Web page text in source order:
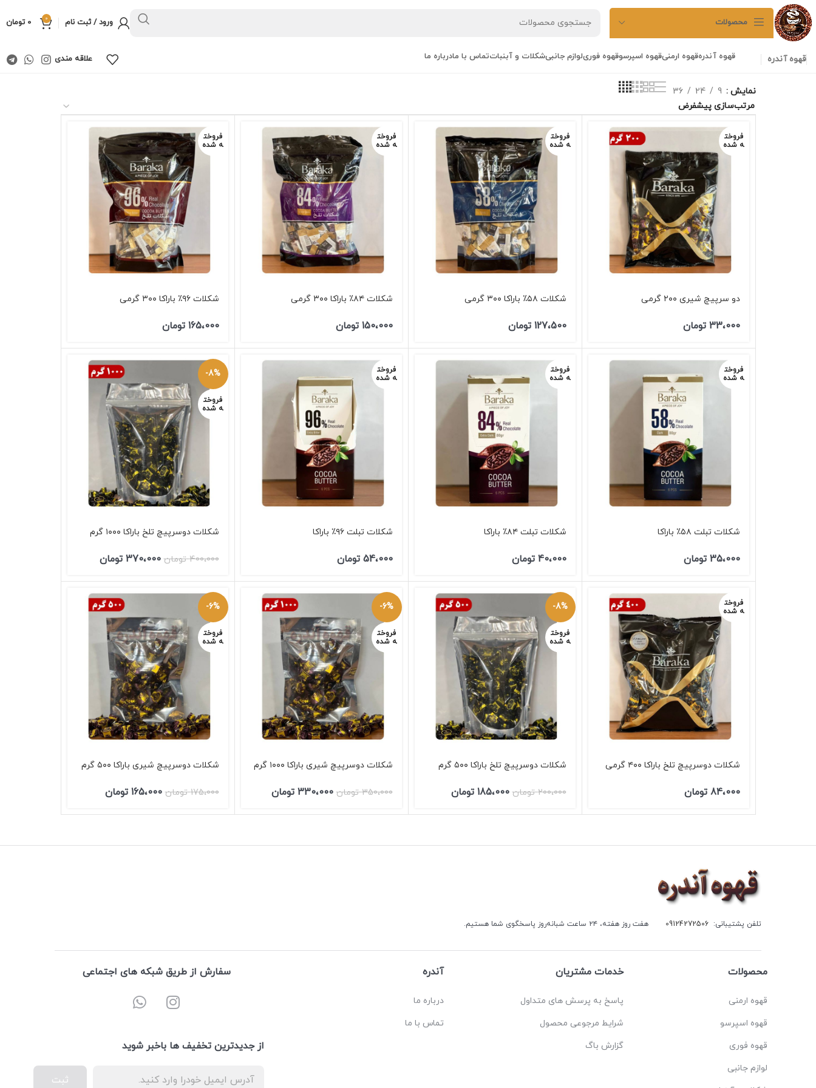
محصولات ورود / ثبت نام 0
0 تومان
قهوه آندره قهوه آندرهقهوه ارمنیقهوه اسپرسوقهوه فوریلوازم جانبیشکلات و آبنباتتماس با مادرباره ما علاقه مندی
نمایش 9
24
36
فروخت
ه شده
دو سرپیچ شیری ۲۰۰ گرمی
33،000 تومان
فروخت
ه شده
شکلات ۵۸٪ باراکا ۳۰۰ گرمی
127،500 تومان
فروخت
ه شده
شکلات ۸۴٪ باراکا ۳۰۰ گرمی
150،000 تومان
فروخت
ه شده
شکلات ۹۶٪ باراکا ۳۰۰ گرمی
165،000 تومان
فروخت
ه شده
شکلات تبلت ۵۸٪ باراکا
35،000 تومان
فروخت
ه شده
شکلات تبلت ۸۴٪ باراکا
40،000 تومان
فروخت
ه شده
شکلات تبلت ۹۶٪ باراکا
54،000 تومان
-8%
فروخت
ه شده
شکلات دوسرپیچ تلخ باراکا ۱۰۰۰ گرم
400،000 تومان 370،000 تومان
فروخت
ه شده
شکلات دوسرپیچ تلخ باراکا ۴۰۰ گرمی
84،000 تومان
-8%
فروخت
ه شده
شکلات دوسرپیچ تلخ باراکا ۵۰۰ گرم
200،000 تومان 185،000 تومان
-6%
فروخت
ه شده
شکلات دوسرپیچ شیری باراکا ۱۰۰۰ گرم
350،000 تومان 330،000 تومان
-6%
فروخت
ه شده
شکلات دوسرپیچ شیری باراکا ۵۰۰ گرم
175،000 تومان 165،000 تومان
تلفن پشتیبانی: 09124272506 هفت روز هفته، ۲۴ ساعت شبانه‌روز پاسخگوی شما هستیم.
محصولات
قهوه ارمنی
قهوه اسپرسو
قهوه فوری
لوازم جانبی
خدمات مشتریان
پاسخ به پرسش های متداول
شرایط مرجوعی محصول
گزارش باگ
آندره
درباره ما
تماس با ما
سفارش از طریق شبکه های اجتماعی
از جدیدترین تخفیف ها باخبر شوید
ثبت